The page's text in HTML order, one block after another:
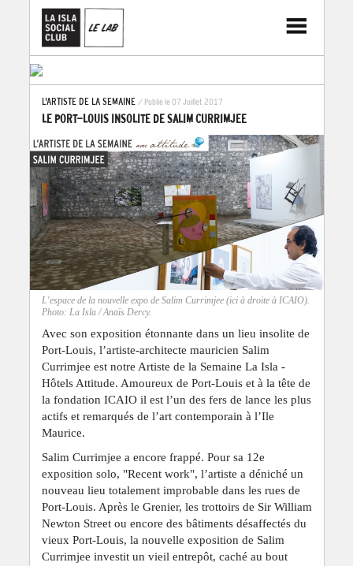
L'ARTISTE DE LA SEMAINE / Publié le 07 Juillet 2017
LE PORT-LOUIS INSOLITE DE SALIM CURRIMJEE
L'espace de la nouvelle expo de Salim Currimjee (ici à droite à ICAIO).
Photo: La Isla / Anaïs Dercy.
Avec son exposition étonnante dans un lieu insolite de
Port-Louis, l’artiste-architecte mauricien Salim
Currimjee est notre Artiste de la Semaine La Isla -
Hôtels Attitude. Amoureux de Port-Louis et à la tête de
la fondation ICAIO il est l’un des fers de lance les plus
actifs et remarqués de l’art contemporain à l’Ile
Maurice.
Salim Currimjee a encore frappé. Pour sa 12e
exposition solo, "Recent work", l’artiste a déniché un
nouveau lieu totalement improbable dans les rues de
Port-Louis. Après le Grenier, les trottoirs de Sir William
Newton Street ou encore des bâtiments désaffectés du
vieux Port-Louis, la nouvelle exposition de Salim
Currimjee investit un vieil entrepôt, caché au bout